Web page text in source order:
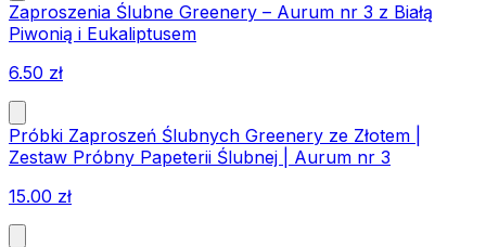
Zaproszenia Ślubne Greenery – Aurum nr 3 z Białą
Piwonią i Eukaliptusem
6.50 zł
Próbki Zaproszeń Ślubnych Greenery ze Złotem |
Zestaw Próbny Papeterii Ślubnej | Aurum nr 3
15.00 zł